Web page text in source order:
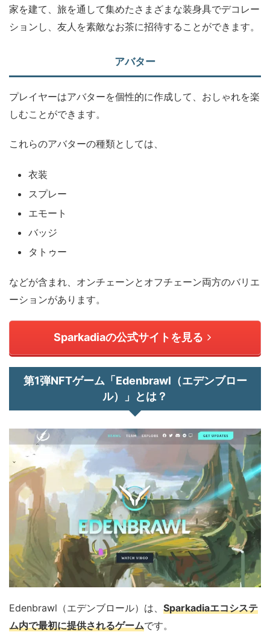
家を建て、旅を通して集めたさまざまな装身具でデコレー
ションし、友人を素敵なお茶に招待することができます。
アバター
プレイヤーはアバターを個性的に作成して、おしゃれを楽
しむことができます。
これらのアバターの種類としては、
衣装
スプレー
エモート
バッジ
タトゥー
などが含まれ、オンチェーンとオフチェーン両方のバリエ
ーションがあります。
Sparkadiaの公式サイトを見る
第1弾NFTゲーム「Edenbrawl（エデンブロー
ル）」とは？
Edenbrawl（エデンブロール）は、 Sparkadiaエコシステ
ム内で最初に提供されるゲームです。